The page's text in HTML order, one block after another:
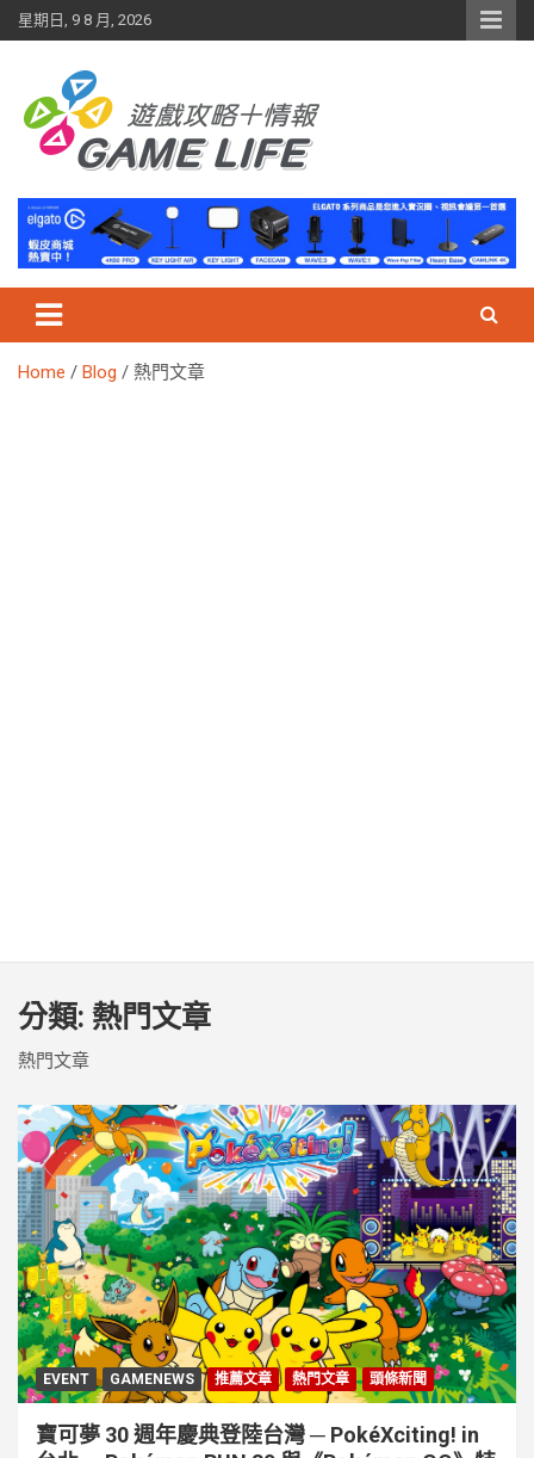
Skip
to
星期日, 9 8 月, 2026
Home Blog 熱門文章
分類: 熱門文章
熱門文章
EVENT GAMENEWS 推薦文章 熱門文章 頭條新聞
寶可夢 30 週年慶典登陸台灣 ─ PokéXciting! in